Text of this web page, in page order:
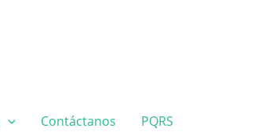
Contáctanos PQRS